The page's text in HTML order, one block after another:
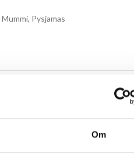
Om
Mummi, Pysjamas